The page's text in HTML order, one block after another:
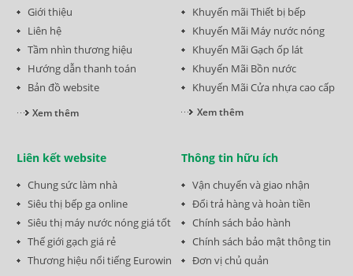
Giới thiệu
Liên hệ
Tầm nhìn thương hiệu
Hướng dẫn thanh toán
Bản đồ website
Xem thêm
Khuyến mãi Thiết bị bếp
Khuyến Mãi Máy nước nóng
Khuyến Mãi Gạch ốp lát
Khuyến Mãi Bồn nước
Khuyến Mãi Cửa nhựa cao cấp
Xem thêm
Liên kết website
Chung sức làm nhà
Siêu thị bếp ga online
Siêu thị máy nước nóng giá tốt
Thế giới gạch giá rẻ
Thương hiệu nổi tiếng Eurowin
Thông tin hữu ích
Vận chuyển và giao nhận
Đổi trả hàng và hoàn tiền
Chính sách bảo hành
Chính sách bảo mật thông tin
Đơn vị chủ quản